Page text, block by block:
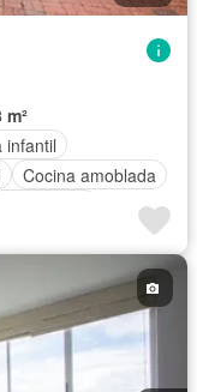
m²
infantil
Cocina amoblada